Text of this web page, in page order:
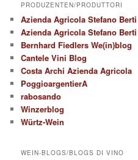
PRODUZENTEN/PRODUTTORI
Azienda Agricola Stefano Berti
Azienda Agricola Stefano Berti
Bernhard Fiedlers We(in)blog
Cantele Vini Blog
Costa Archi Azienda Agricola
PoggioargentierA
rabosando
Winzerblog
Würtz-Wein
WEIN-BLOGS/BLOGS DI VINO